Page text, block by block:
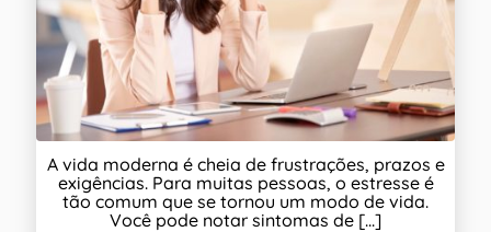
A vida moderna é cheia de frustrações, prazos e
exigências. Para muitas pessoas, o estresse é
tão comum que se tornou um modo de vida.
Você pode notar sintomas de [...]